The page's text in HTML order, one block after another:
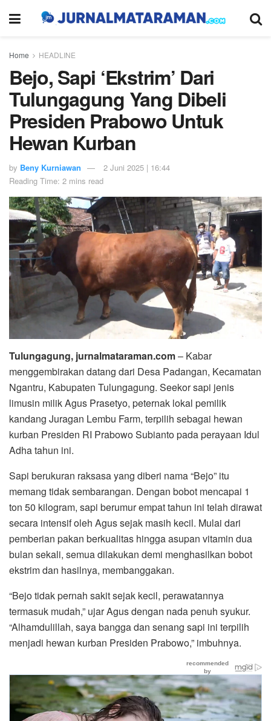
Home HEADLINE
Bejo, Sapi ‘Ekstrim’ Dari
Tulungagung Yang Dibeli
Presiden Prabowo Untuk
Hewan Kurban
by Beny Kurniawan
2 Juni 2025 | 16:44
Reading Time: 2 mins read
Tulungagung, jurnalmataraman.com– Kabar
menggembirakan datang dari Desa Padangan, Kecamatan
Ngantru, Kabupaten Tulungagung. Seekor sapi jenis
limusin milik Agus Prasetyo, peternak lokal pemilik
kandang Juragan Lembu Farm, terpilih sebagai hewan
kurban Presiden RI Prabowo Subianto pada perayaan Idul
Adha tahun ini.
Sapi berukuran raksasa yang diberi nama “Bejo” itu
memang tidak sembarangan. Dengan bobot mencapai 1
ton 50 kilogram, sapi berumur empat tahun ini telah dirawat
secara intensif oleh Agus sejak masih kecil. Mulai dari
pemberian pakan berkualitas hingga asupan vitamin dua
bulan sekali, semua dilakukan demi menghasilkan bobot
ekstrim dan hasilnya, membanggakan.
“Bejo tidak pernah sakit sejak kecil, perawatannya
termasuk mudah,” ujar Agus dengan nada penuh syukur.
“Alhamdulillah, saya bangga dan senang sapi ini terpilih
menjadi hewan kurban Presiden Prabowo,” imbuhnya.